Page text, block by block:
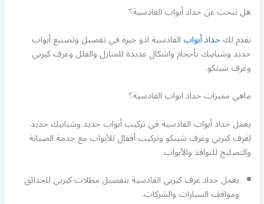
هل تبحث عن حداد أبواب القادسية؟
نقدم لكحداد أبوابالقادسية اذو خيرة في تفصيل وتصنيع أبواب
حديد وشبابيك بأحجام واشكال عديدة للمنازل والفلل وغرف كيربي
وغرف شينكو.
ماهي مميزات حداد ابواب القادسية؟
يعمل حداد أبواب القادسية في تركيب أبواب حديد وشبابيك حديد
لغرف كيربي وغرف شينكو وتركيب أقفال للأبواب مع خدمة الصيانة
والتصليح للنوافذ والأبواب.
يعمل حداد غرف كيربي القادسية بتفصيل مظلات كيربي للحدائق
ومواقف السيارات والشركات.